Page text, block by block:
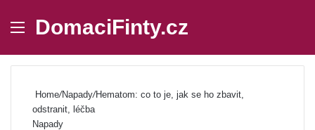
Menu
DomaciFinty.cz
Home/Napady/Hematom: co to je, jak se ho zbavit,
odstranit, léčba
Napady